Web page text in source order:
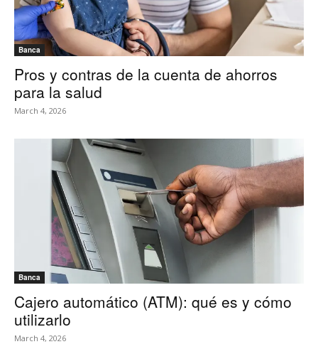
Banca
Pros y contras de la cuenta de ahorros
para la salud
March 4, 2026
Banca
Cajero automático (ATM): qué es y cómo
utilizarlo
March 4, 2026